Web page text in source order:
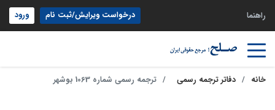
راهنما درخواست ویرایش/ثبت نام ورود
خانه دفاتر ترجمه رسمی ترجمه رسمی شماره 1063 بوشهر